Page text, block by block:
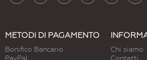
METODI DI PAGAMENTO
Bonifico Bancario
PayPal
Chi siamo
Contatti